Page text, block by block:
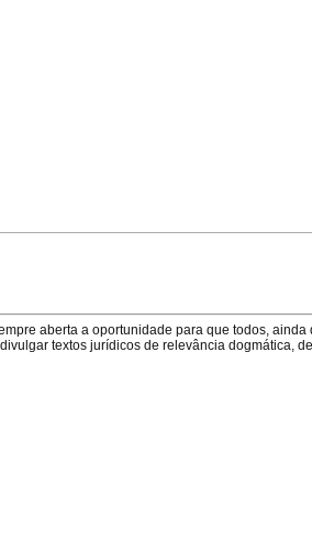
aberta a oportunidade para que todos, ainda
textos jurídicos de relevância dogmática,